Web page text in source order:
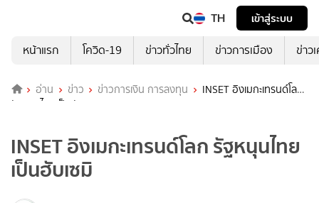
TH
เข้าสู่ระบบ
หน้าแรก
โควิด-19 ข่าวทั่วไทย ข่าวการเมือง ข่าว
อ่าน ข่าว ข่าวการเงิน การลงทุน
INSET อิงเมกะเทรนด์โลก
รัฐหนุนไทยเป็นฮับเซมิ
INSET อิงเมกะเทรนด์โลก รัฐหนุนไทย
เป็นฮับเซมิ